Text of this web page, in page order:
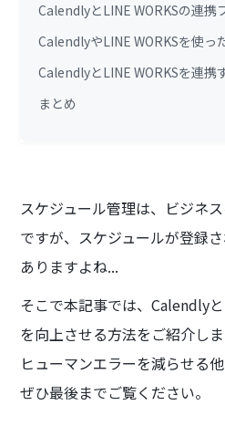
CalendlyとLINE WORKSの連携
CalendlyやLINE WORKSを使っ
CalendlyとLINE WORKSを連携
まとめ
スケジュール管理は、ビジネ
ですが、スケジュールが登録
ありますよね...
そこで本記事では、Calendly
を向上させる方法をご紹介しま
ヒューマンエラーを減らせる
ぜひ最後までご覧ください。